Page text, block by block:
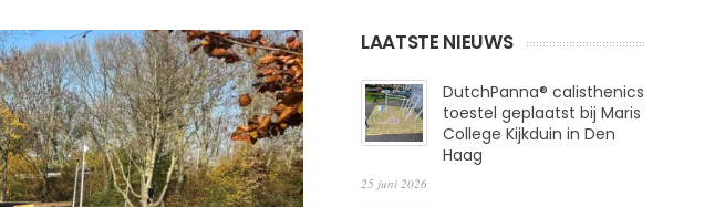
LAATSTE NIEUWS
DutchPanna® calisthenics
toestel geplaatst bij Maris
College Kijkduin in Den
Haag
25 juni 2026